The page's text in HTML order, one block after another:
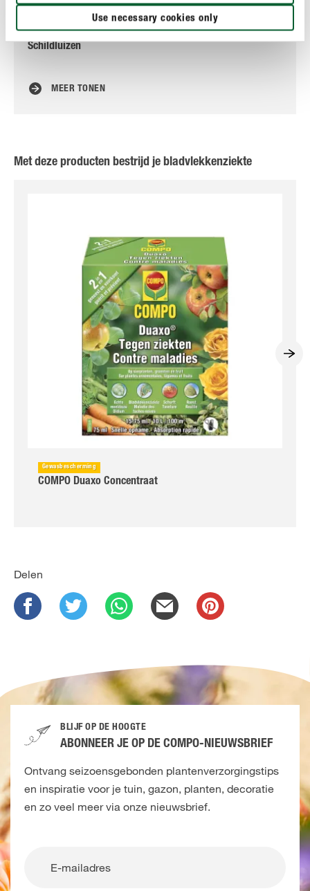
Use necessary cookies only
Schildluizen
MEER TONEN
Met deze producten bestrijd je bladvlekkenziekte
Gewasbescherming
COMPO Duaxo Concentraat
Delen
BLIJF OP DE HOOGTE
ABONNEER JE OP DE COMPO-NIEUWSBRIEF
Ontvang seizoensgebonden plantenverzorgingstips
en inspiratie voor je tuin, gazon, planten, decoratie
en zo veel meer via onze nieuwsbrief.